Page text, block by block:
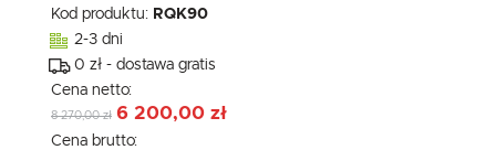
Kod produktu: RQK90
2-3 dni
0 zł - dostawa gratis
Cena netto:
8 270,00 zł 6 200,00 zł
Cena brutto: